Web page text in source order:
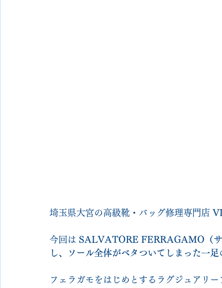
埼玉県大宮の高級靴・バッグ修理専門店
今回は SALVATORE FERRAGAMO（サ
し、ソール全体がベタついてしまった一足
フェラガモをはじめとするラグジュアリ